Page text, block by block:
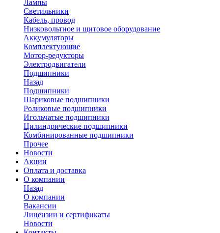
Лампы
Светильники
Кабель, провод
Низковольтное и щитовое оборудование
Аккумуляторы
Комплектующие
Мотор-редукторы
Электродвигатели
Подшипники
Назад
Подшипники
Шариковые подшипники
Роликовые подшипники
Игольчатые подшипники
Цилиндрические подшипники
Комбинированные подшипники
Прочее
Новости
Акции
Оплата и доставка
О компании
Назад
О компании
Вакансии
Лицензии и сертификаты
Новости